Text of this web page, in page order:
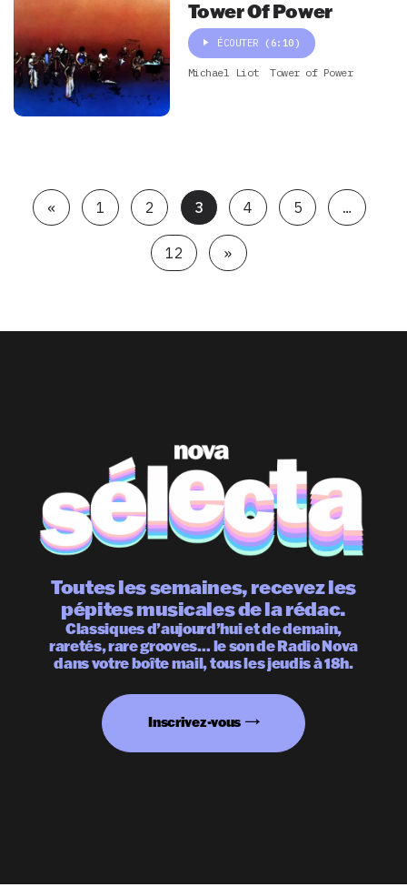
Tower Of Power
ÉCOUTER (6:10)
Michael Liot Tower of Power
« 1 2 3 4 5 …
12 »
Toutes les semaines, recevez les
pépites musicales de la rédac.
Classiques d’aujourd’hui et de demain,
raretés, rare grooves… le son de Radio Nova
dans votre boîte mail, tous les jeudis à 18h.
Inscrivez-vous